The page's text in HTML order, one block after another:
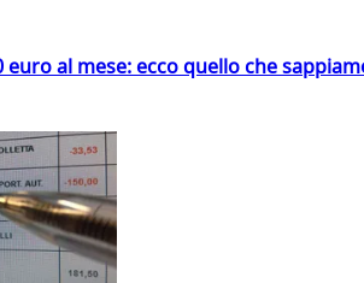
euro al mese: ecco quello che